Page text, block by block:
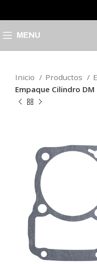
MENU
Inicio Productos
Empaque Cilindro DM